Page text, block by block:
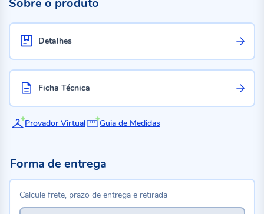
Sobre o produto
Detalhes
Ficha Técnica
Provador Virtual Guia de Medidas
Forma de entrega
Calcule frete, prazo de entrega e retirada